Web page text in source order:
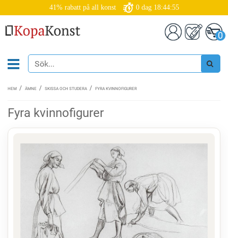
41% rabatt på all konst 0 dag 18:44:55
0
HEM ÄMNE SKISSA OCH STUDERA FYRA KVINNOFIGURER
Fyra kvinnofigurer